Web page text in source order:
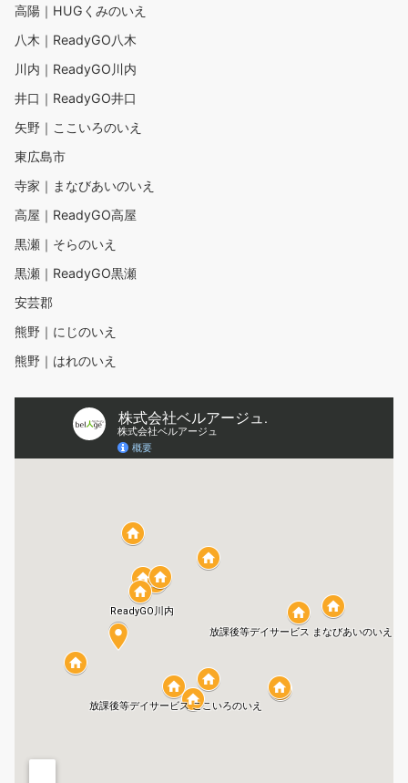
高陽｜HUGくみのいえ
八木｜ReadyGO八木
川内｜ReadyGO川内
井口｜ReadyGO井口
矢野｜ここいろのいえ
東広島市
寺家｜まなびあいのいえ
高屋｜ReadyGO高屋
黒瀬｜そらのいえ
黒瀬｜ReadyGO黒瀬
安芸郡
熊野｜にじのいえ
熊野｜はれのいえ